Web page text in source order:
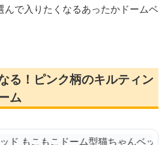
んで入りたくなるあったかドームベ
る！ピンク柄のキルティン
ム